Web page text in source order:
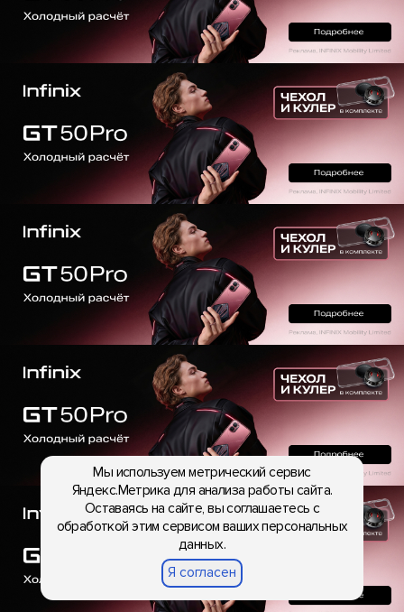
Мы используем метрический сервис
Яндекс.Метрика для анализа работы сайта.
Оставаясь на сайте, вы соглашаетесь с
обработкой этим сервисом ваших персональных
данных.
Я согласен